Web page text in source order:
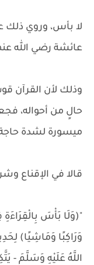
لا بأس، وروي ذلك
عائشة رضي الله
وذلك لأن القرآن
حالٍ من أحواله،
ميسورة لشدة حاجة
قالا في الإقناع
"(وَلَا بَأْسَ
وَرَاكِبًا وَمَاشِيًا)
اللَّهُ عَلَيْهِ وَسَلَّمَ -